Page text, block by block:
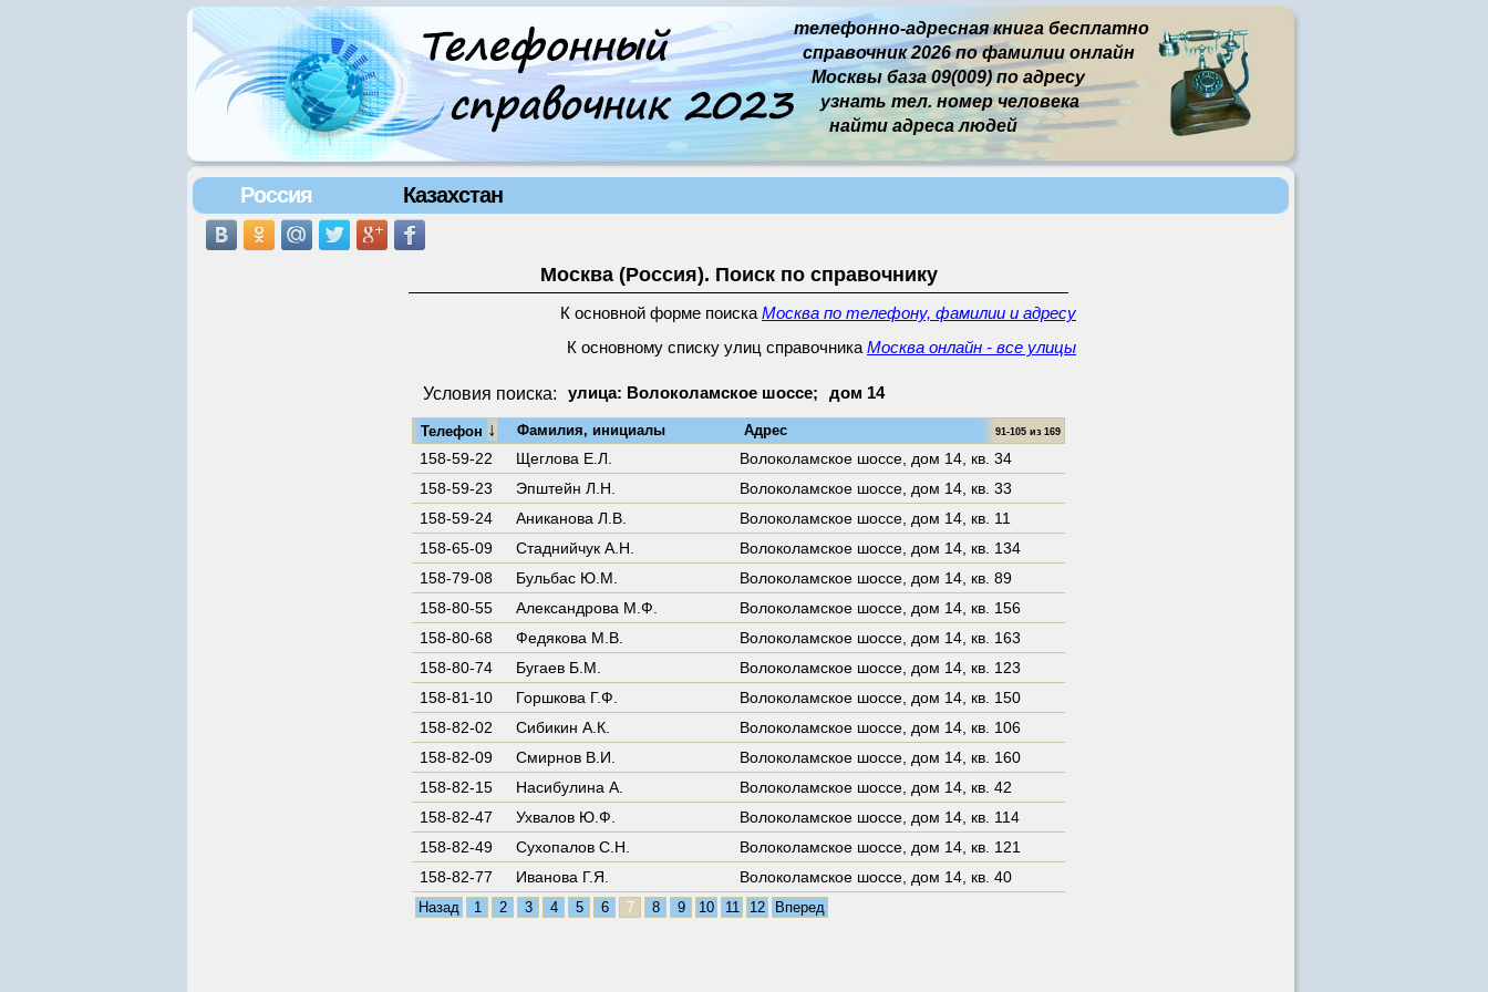
телефонно-адресная книга бесплатно
справочник 2026 по фамилии онлайн
Москвы база 09(009) по адресу
узнать тел. номер человека
найти адреса людей
Россия Казахстан
Москва (Россия). Поиск по справочнику
К основной форме поиска Москва по телефону, фамилии и адресу
К основному списку улиц справочника Москва онлайн - все улицы
Условия поиска: улица: Волоколамское шоссе; дом 14
Телефон ↓ Фамилия, инициалы Адрес 91-105 из 169
158-59-22 Щеглова Е.Л. Волоколамское шоссе, дом 14 кв. 34
158-59-23
Эпштейн Л.Н. Волоколамское шоссе, дом 14 кв. 33
158-59-24
Аниканова Л.В. Волоколамское шоссе, дом 14 кв. 11
158-65-09
Стаднийчук А.Н. Волоколамское шоссе, дом 14 кв. 134
158-79-08
Бульбас Ю.М. Волоколамское шоссе, дом 14 кв. 89
158-80-55
Александрова М.Ф. Волоколамское шоссе, дом 14 кв. 156
158-80-68
Федякова М.В. Волоколамское шоссе, дом 14 кв. 163
158-80-74
Бугаев Б.М. Волоколамское шоссе, дом 14 кв. 123
158-81-10
Горшкова Г.Ф. Волоколамское шоссе, дом 14 кв. 150
158-82-02
Сибикин А.К. Волоколамское шоссе, дом 14 кв. 106
158-82-09
Смирнов В.И. Волоколамское шоссе, дом 14 кв. 160
158-82-15
Насибулина А. Волоколамское шоссе, дом 14 кв. 42
158-82-47
Ухвалов Ю.Ф. Волоколамское шоссе, дом 14 кв. 114
158-82-49
Сухопалов С.Н. Волоколамское шоссе, дом 14 кв. 121
158-82-77
Иванова Г.Я. Волоколамское шоссе, дом 14 кв. 40
Назад 1 2 3 4 5 6 7 8 9 10 11 12 Вперед